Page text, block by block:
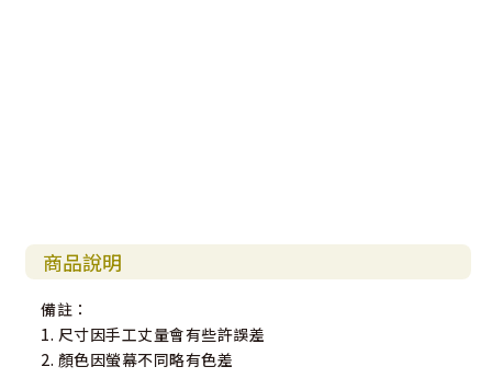
商品說明
備註：
1. 尺寸因手工丈量會有些許誤差
2. 顏色因螢幕不同略有色差